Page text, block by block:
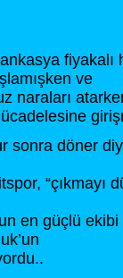
fiyakalı
ve
naraları
sonra döner
“çıkmayı
en güçlü ekibi